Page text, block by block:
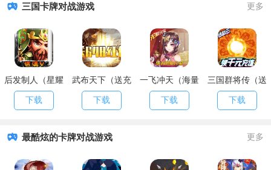
三国卡牌对战游戏 更多
后发制人（星耀
特权）
下载
武布天下（送充
值648）
下载
一飞冲天（海量
元宝）
下载
三国群将传（送
千抽）
下载
最酷炫的卡牌对战游戏 更多